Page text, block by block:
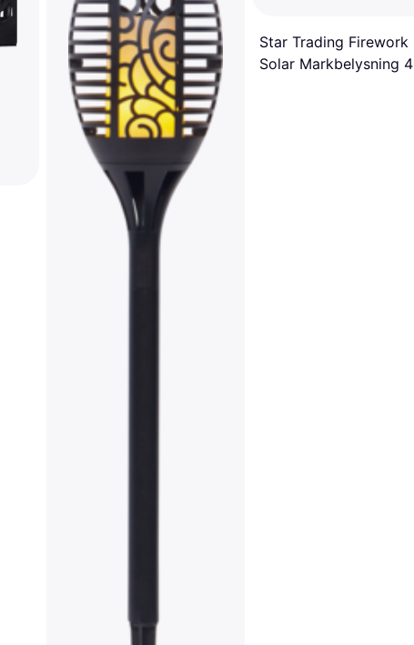
Star Trading Firework
Solar Markbelysning